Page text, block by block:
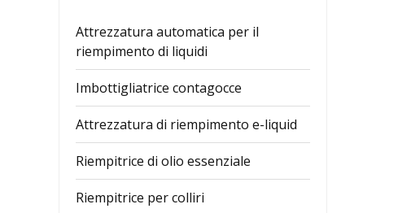
Attrezzatura automatica per il
riempimento di liquidi
Imbottigliatrice contagocce
Attrezzatura di riempimento e-liquid
Riempitrice di olio essenziale
Riempitrice per colliri